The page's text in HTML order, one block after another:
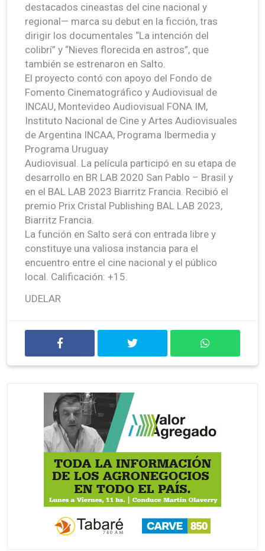
destacados cineastas del cine nacional y
regional— marca su debut en la ficción, tras
dirigir los documentales “La intención del
colibrí” y “Nieves florecida en astros”, que
también se estrenaron en Salto.
El proyecto contó con apoyo del Fondo de
Fomento Cinematográfico y Audiovisual de
INCAU, Montevideo Audiovisual FONA IM,
Instituto Nacional de Cine y Artes Audiovisuales
de Argentina INCAA, Programa Ibermedia y
Programa Uruguay
Audiovisual. La película participó en su etapa de
desarrollo en BR LAB 2020 San Pablo – Brasil y
en el BAL LAB 2023 Biarritz Francia. Recibió el
premio Prix Cristal Publishing BAL LAB 2023,
Biarritz Francia.
La función en Salto será con entrada libre y
constituye una valiosa instancia para el
encuentro entre el cine nacional y el público
local. Calificación: +15.
UDELAR